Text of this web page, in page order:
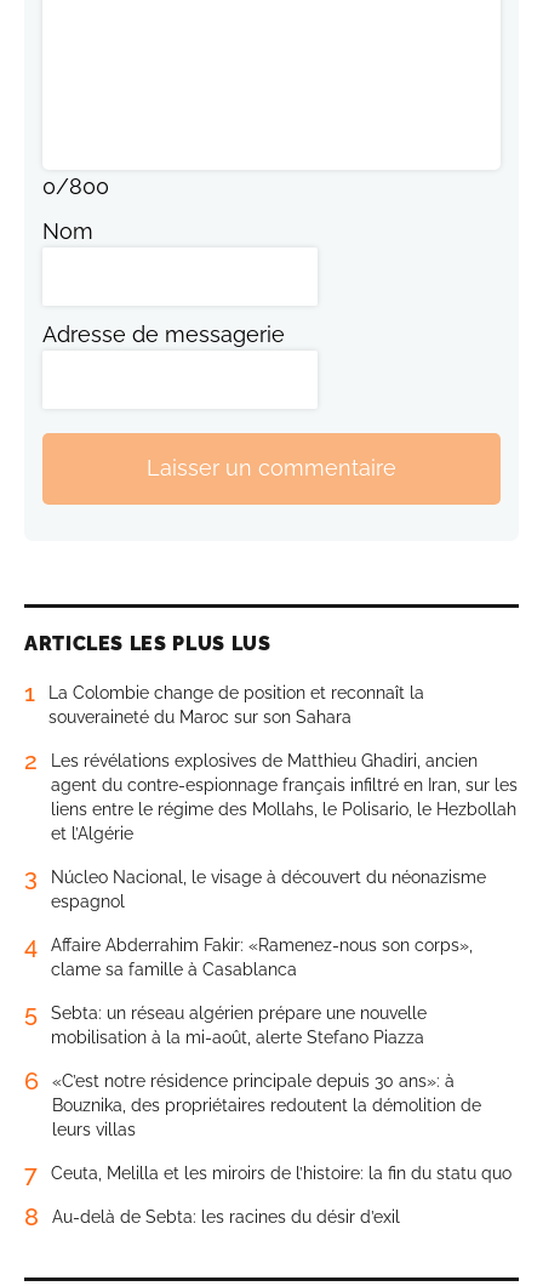
0/800
Nom
Adresse de messagerie
Laisser un commentaire
ARTICLES LES PLUS LUS
1
La Colombie change de position et reconnaît la
souveraineté du Maroc sur son Sahara
2
Les révélations explosives de Matthieu Ghadiri, ancien
agent du contre-espionnage français infiltré en Iran, sur les
liens entre le régime des Mollahs, le Polisario, le Hezbollah
et l’Algérie
3
Núcleo Nacional, le visage à découvert du néonazisme
espagnol
4
Affaire Abderrahim Fakir: «Ramenez-nous son corps»,
clame sa famille à Casablanca
5
Sebta: un réseau algérien prépare une nouvelle
mobilisation à la mi-août, alerte Stefano Piazza
6
«C’est notre résidence principale depuis 30 ans»: à
Bouznika, des propriétaires redoutent la démolition de
leurs villas
7 Ceuta, Melilla et les miroirs de l’histoire: la fin du statu quo
8 Au-delà de Sebta: les racines du désir d’exil